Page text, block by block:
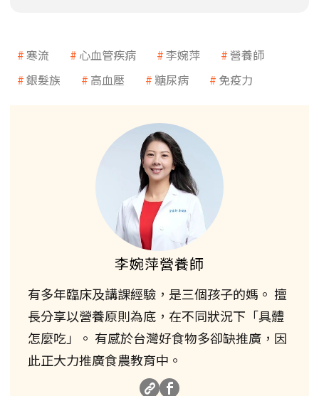
寒流 心血管疾病 李婉萍
營養師
銀髮族
高血壓 糖尿病 免疫力
李婉萍營養師
有多年臨床及講課經驗，是三個孩子的媽。 擅
長分享以營養原則為底，在不同狀況下「具體
怎麼吃」。 有感於台灣好食物多卻缺推廣，因
此正大力推廣食農教育中。